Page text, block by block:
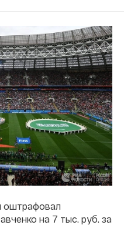
оштрафовал
на 7 тыс. руб. за